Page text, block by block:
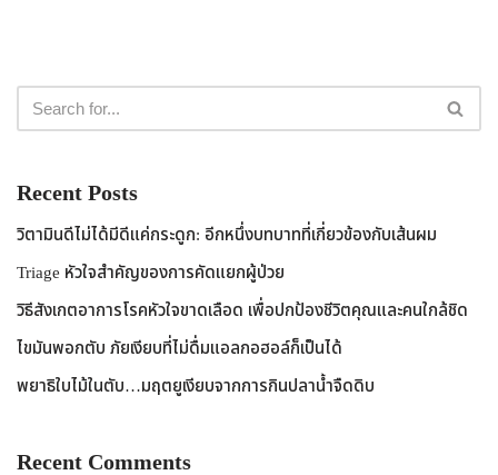
Recent Posts
วิตามินดีไม่ได้มีดีแค่กระดูก: อีกหนึ่งบทบาทที่เกี่ยวข้องกับเส้นผม
Triage หัวใจสำคัญของการคัดแยกผู้ป่วย
วิธีสังเกตอาการโรคหัวใจขาดเลือด เพื่อปกป้องชีวิตคุณและคนใกล้ชิด
ไขมันพอกตับ ภัยเงียบที่ไม่ดื่มแอลกอฮอล์ก็เป็นได้
พยาธิใบไม้ในตับ…มฤตยูเงียบจากการกินปลาน้ำจืดดิบ
Recent Comments